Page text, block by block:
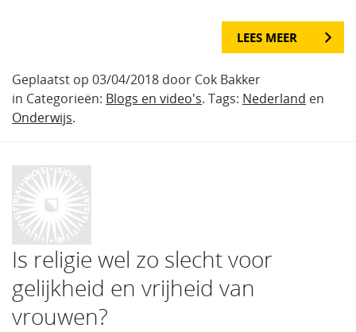
LEES MEER
Geplaatst op 03/04/2018 door Cok Bakker
in Categorieën: Blogs en video's. Tags: Nederland en
Onderwijs.
Is religie wel zo slecht voor
gelijkheid en vrijheid van
vrouwen?